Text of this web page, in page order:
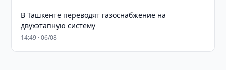
В Ташкенте переводят газоснабжение на
двухэтапную систему
14:49 · 06/08